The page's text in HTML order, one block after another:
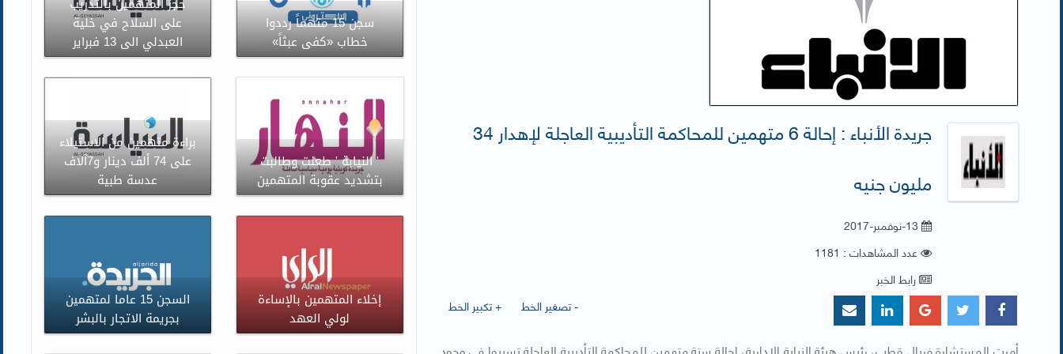
جريدة الأنباء : إحالة 6 متهمين للمحاكمة التأديبية العاجلة لإهدار 34
مليون جنيه
13-نوفمبر-2017
عدد المشاهدات : 1181
رابط الخبر
+ تكبير الخط
- تصغير الخط
على السلاح في خلية
العبدلي الى 13 فبراير
سجن 15 متهماً رددوا
خطاب «كفى عبثاً»
براءة متهمين من الاستيلاء
على 74 ألف دينار و7آلاف
عدسة طبية
' النيابة ' طعنت وطالبت
بتشديد عقوبة المتهمين
السجن 15 عاما لمتهمين
بجريمة الاتجار بالبشر
إخلاء المتهمين بالإساءة
لولي العهد